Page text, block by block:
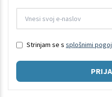
Strinjam se s splošnimi